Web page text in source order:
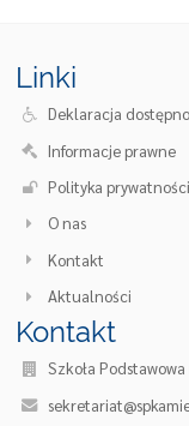
Linki
Deklaracja
Informacje prawne
Polityka prywatności
O nas
Kontakt
Aktualności
Kontakt
Szkoła